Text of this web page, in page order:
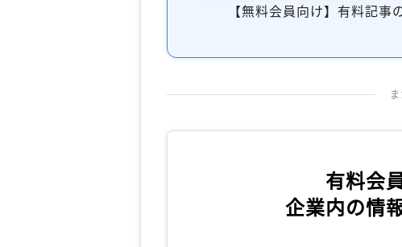
【無料会員向け】有料記
有料会
企業内の情